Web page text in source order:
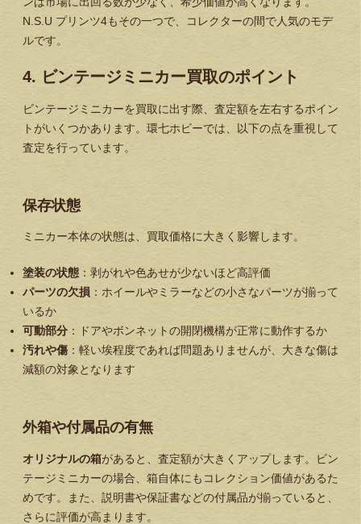
N.S.U プリンツ4もその一つで、コレクターの間で人気のモデ
ルです。
4. ビンテージミニカー買取のポイント
ビンテージミニカーを買取に出す際、査定額を左右するポイン
トがいくつかあります。環七ホビーでは、以下の点を重視して
査定を行っています。
保存状態
ミニカー本体の状態は、買取価格に大きく影響します。
塗装の状態 ：剥がれや色あせが少ないほど高評価
パーツの欠損 ：ホイールやミラーなどの小さなパーツが揃って
いるか
可動部分 ：ドアやボンネットの開閉機構が正常に動作するか
汚れや傷 ：軽い埃程度であれば問題ありませんが、大きな傷は
減額の対象となります
外箱や付属品の有無
オリジナルの箱があると、査定額が大きくアップします。ビン
テージミニカーの場合、箱自体にもコレクション価値があるた
めです。また、説明書や保証書などの付属品が揃っていると、
さらに評価が高まります。